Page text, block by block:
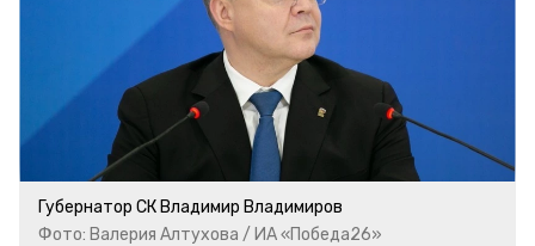
Губернатор СК Владимир Владимиров
Фото: Валерия Алтухова / ИА «Победа26»